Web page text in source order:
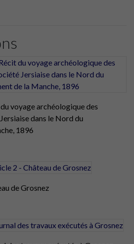
voyage archéologique des
dans le Nord du
1896
de Grosnez